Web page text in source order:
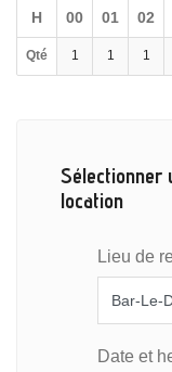
H 00 01 02
Qté 1 1 1
Sélectionner
location
Lieu de
Date et